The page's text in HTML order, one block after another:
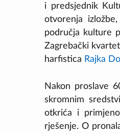
i predsjednik
otvorenja
područja kulture
Zagrebački
harfistica Rajka
Nakon proslave
skromnim
otkrića i
rješenje. O